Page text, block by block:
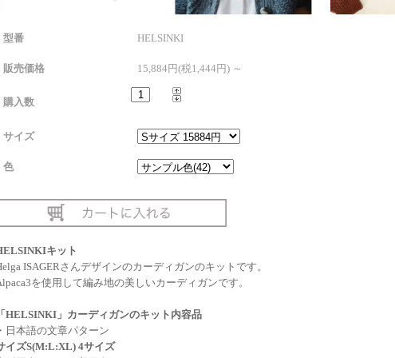
型番 HELSINKI
販売価格 15,884円(税1,444円) ～
購入数
サイズ
色
キット
ISAGERさんデザインのカーディガンのキットです。
を使用して編み地の美しいカーディガンです。
HELSINKI」カーディガンのキット内容品
日本語の文章パターン
イズS(M:L:XL) 4サイズ